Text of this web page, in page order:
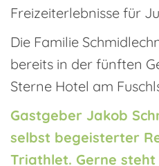
Freizeiterlebnisse für
Die Familie
bereits in der fünften
Sterne Hotel am
Gastgeber Jakob
selbst begeisterter
Triathlet. Gerne